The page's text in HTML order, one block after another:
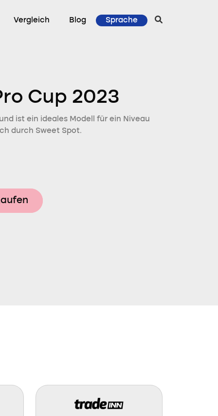
Vergleich Blog Sprache
Cup 2023
ist ein ideales Modell für ein Niveau
durch Sweet Spot.